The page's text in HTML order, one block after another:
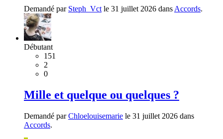
Demandé par Steph_Vct le 31 juillet 2026 dans Accords.
Débutant
151
2
0
Mille et quelque ou quelques ?
Demandé parChloelouisemarie le 31 juillet 2026 dans
Accords.